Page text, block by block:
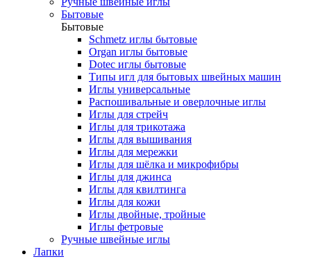
Бытовые
Бытовые
Schmetz иглы бытовые
Organ иглы бытовые
Dotec иглы бытовые
Типы игл для бытовых швейных машин
Иглы универсальные
Распошивальные и оверлочные иглы
Иглы для стрейч
Иглы для трикотажа
Иглы для вышивания
Иглы для мережки
Иглы для шёлка и микрофибры
Иглы для джинса
Иглы для квилтинга
Иглы для кожи
Иглы двойные, тройные
Иглы фетровые
Ручные швейные иглы
Лапки